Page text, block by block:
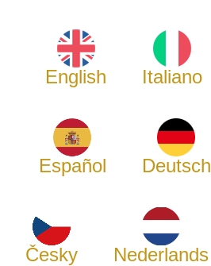
English Italiano
Español Deutsch
Česky Nederlands